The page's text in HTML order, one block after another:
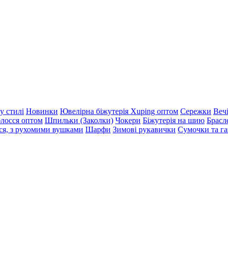
стилі Новинки Ювелірна біжутерія Xuping оптом Сережки
оптом Шпильки (Заколки) Чокери Біжутерія на шию
з рухомими вушками Шарфи Зимові рукавички Сумочки та